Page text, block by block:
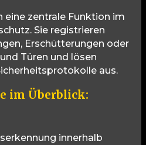
eine zentrale Funktion im
Sie registrieren
Erschütterungen oder
Türen und lösen
aus.
im Überblick:
innerhalb